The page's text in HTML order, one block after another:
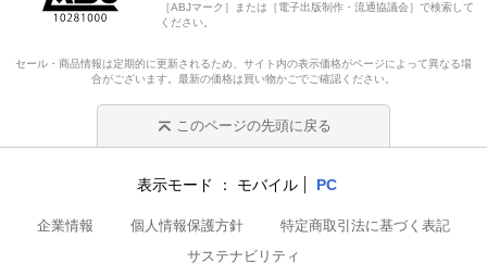
［ABJマーク］または［電子出版制作・流通協議会］で検索して
ください。
セール・商品情報は定期的に更新されるため、サイト内の表示価格がページによって異なる場
合がございます。最新の価格は買い物かごでご確認ください。
このページの先頭に戻る
表示モード モバイル PC
企業情報 個人情報保護方針
特定商取引法に基づく表記
サステナビリティ